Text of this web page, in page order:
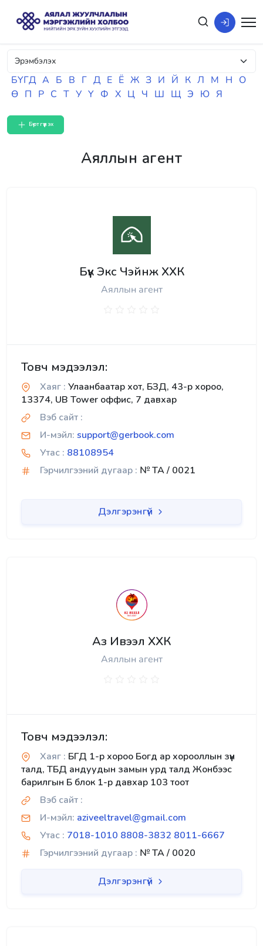
БҮГД А Б В Г Д Е Ё Ж З И Й К Л М Н О
Ө П Р С Т У Ү Ф Х Ц Ч Ш Щ Э Ю Я
Бүртгүүлэх
Аяллын агент
Бүүк Экс Чэйнж ХХК
Аяллын агент
Товч мэдээлэл:
Хаяг : Улаанбаатар хот, БЗД, 43-р хороо,
13374, UB Tower оффис, 7 давхар
Вэб сайт :
И-мэйл: support@gerbook.com
Утас : 88108954
Гэрчилгээний дугаар : № TA / 0021
Дэлгэрэнгүй
Аз Ивээл ХХК
Аяллын агент
Товч мэдээлэл:
Хаяг : БГД 1-р хороо Богд ар хорооллын зүүн
талд, ТБД андуудын замын урд талд Жонбээс
барилгын Б блок 1-р давхар 103 тоот
Вэб сайт :
И-мэйл: aziveeltravel@gmail.com
Утас : 7018-1010 8808-3832 8011-6667
Гэрчилгээний дугаар : № TA / 0020
Дэлгэрэнгүй